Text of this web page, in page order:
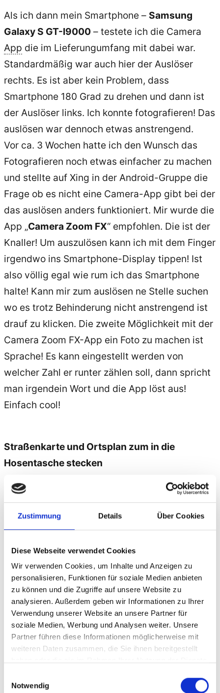
Zustimmung Details Über Cookies
Diese Webseite verwendet Cookies
Wir verwenden Cookies, um Inhalte und Anzeigen zu
personalisieren, Funktionen für soziale Medien anbieten
zu können und die Zugriffe auf unsere Website zu
analysieren. Außerdem geben wir Informationen zu Ihrer
Verwendung unserer Website an unsere Partner für
soziale Medien, Werbung und Analysen weiter. Unsere
Partner führen diese Informationen möglicherweise mit
weiteren Daten zusammen, die Sie ihnen bereitgestellt
Notwendig
Als ich dann mein Smartphone – Samsung
Galaxy S GT-I9000 – testete ich die Camera
App die im Lieferungumfang mit dabei war.
Standardmäßig war auch hier der Auslöser
rechts. Es ist aber kein Problem, dass
Smartphone 180 Grad zu drehen und dann ist
der Auslöser links. Ich konnte fotografieren! Das
auslösen war dennoch etwas anstrengend.
Vor ca. 3 Wochen hatte ich den Wunsch das
Fotografieren noch etwas einfacher zu machen
und stellte auf Xing in der Android-Gruppe die
Frage ob es nicht eine Camera-App gibt bei der
das auslösen anders funktioniert. Mir wurde die
App „Camera Zoom FX“ empfohlen. Die ist der
Knaller! Um auszulösen kann ich mit dem Finger
irgendwo ins Smartphone-Display tippen! Ist
also völlig egal wie rum ich das Smartphone
halte! Kann mir zum auslösen ne Stelle suchen
wo es trotz Behinderung nicht anstrengend ist
drauf zu klicken. Die zweite Möglichkeit mit der
Camera Zoom FX-App ein Foto zu machen ist
Sprache! Es kann eingestellt werden von
welcher Zahl er runter zählen soll, dann spricht
man irgendein Wort und die App löst aus!
Einfach cool!
Straßenkarte und Ortsplan zum in die
Hosentasche stecken
Das handhaben von Strassenkarten und
Ortsplänen ist aufgrund meiner stark
behinderten Hand sehr problematisch! ImAuto
ausgeklappt anzuschauen. Mein Smartphone
hatGoogleMaps! Google Maps ist
Strassenkarte. Das heißt wenn ich die
geschickteste Strecke von Ort A nach B wissen
möchte ist Google-Maps die richtige Wahl. Bin
ich in Ort B und suche eine bestimmte Strasse,
ist Google Maps Ortsplan und hilft mir die
richtige Strasse zu finden.
Auch wenn Sie unterwegs sind in Ort XY und